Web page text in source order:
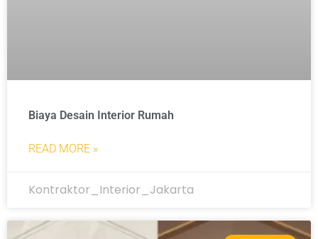
Biaya Desain Interior Rumah
READ MORE »
Kontraktor_Interior_Jakarta